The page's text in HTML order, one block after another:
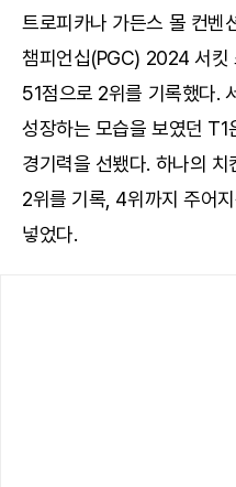
트로피카나 가든스 몰 컨벤
챔피언십(PGC) 2024 서킷
51점으로 2위를 기록했다.
성장하는 모습을 보였던
경기력을 선뵀다. 하나의
2위를 기록, 4위까지 주어
넣었다.